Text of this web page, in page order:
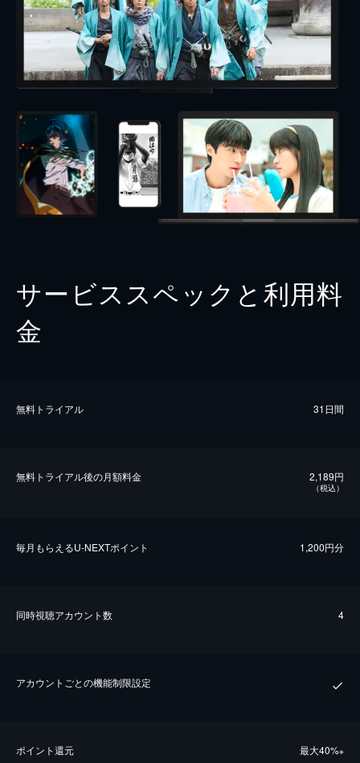
サービススペックと利用料
金
無料トライアル 31日間
無料トライアル後の⽉額料金 2,189円
（税込）
毎⽉もらえるU-NEXTポイント 1,200円分
同時視聴アカウント数 4
アカウントごとの機能制限設定
ポイント還元 最⼤40%※